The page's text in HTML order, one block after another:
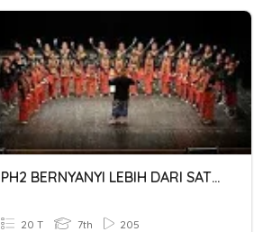
PH2 BERNYANYI LEBIH DARI SATU SUARA
20 T 7th 205